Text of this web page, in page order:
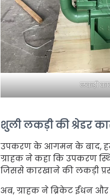
लकड़ी
शुली लकड़ी की श्रेडर
उपकरण के आगमन के बाद,
ग्राहक ने कहा कि उपकरण
जिससे कारखाने की लकड़ी
अब, ग्राहक ने ब्रिकेट ईंधन